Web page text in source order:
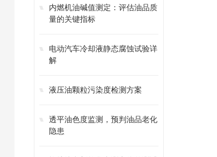
内燃机油碱值测定：评估油品质
量的关键指标
电动汽车冷却液静态腐蚀试验详
解
液压油颗粒污染度检测方案
透平油色度监测，预判油品老化
隐患